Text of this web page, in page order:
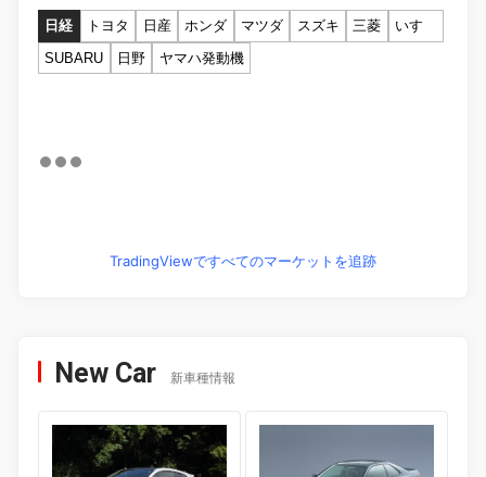
日経 トヨタ 日産 ホンダ マツダ スズキ 三菱
いすゞ
SUBARU
日野 ヤマハ発動機
TradingViewですべてのマーケットを追跡
New Car 新車種情報